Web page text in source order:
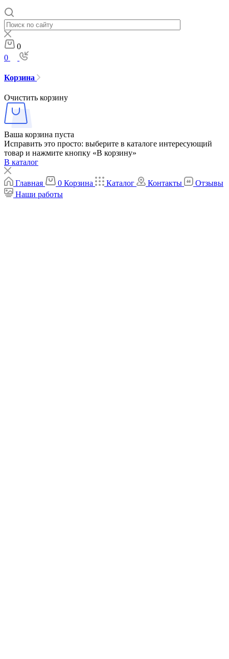
0
0
Корзина
Очистить корзину
Ваша корзина пуста
Исправить это просто: выберите в каталоге интересующий
товар и нажмите кнопку «В корзину»
В каталог
Главная 0 Корзина Каталог Контакты
Отзывы
Наши работы